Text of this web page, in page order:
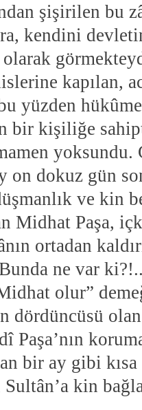
şişirilen bu
kendini
olarak
kapılan,
yüzden
bir kişiliğe
on dokuz gün
ve kin
Midhat Paşa,
ortadan
ne var
olur”
dördüncüsü
Paşa’nın
bir ay gibi
kin